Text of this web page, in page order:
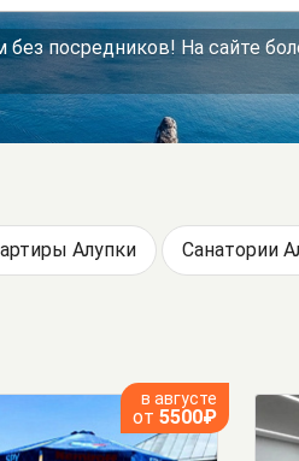
посредников! На сайте
Алупки Санатории
в августе
от 5500₽